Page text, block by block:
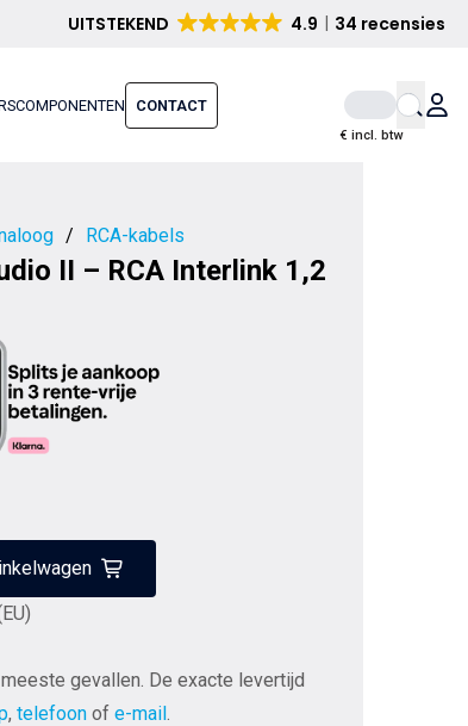
UITSTEKEND 4.9 34 recensies
COMPONENTEN CONTACT
€ incl. btw
/ RCA-kabels
II – RCA Interlink 1,2
gevallen. De exacte levertijd
, telefoon of e-mail.